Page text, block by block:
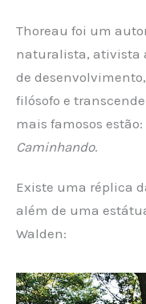
Thoreau foi um
naturalista, ativista
de
filósofo e
mais famosos estão:
Caminhando.
Existe uma réplica
além de uma
Walden: